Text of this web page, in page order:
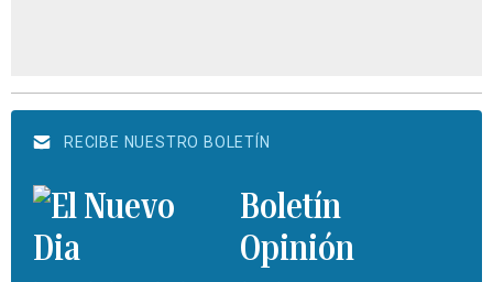
RECIBE NUESTRO BOLETÍN
Boletín
Opinión